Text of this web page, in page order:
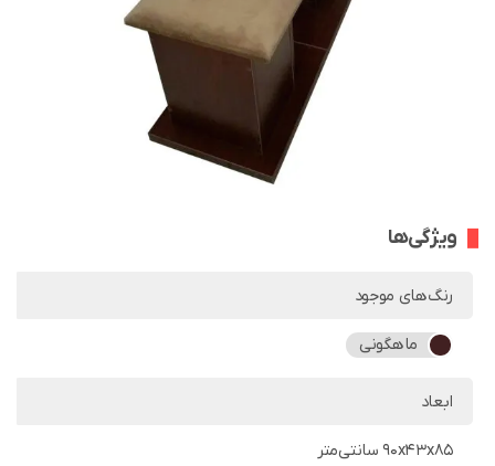
ویژگی‌ها
رنگ‌های موجود
ماهگونی
ابعاد
90x43x85 سانتی‌متر